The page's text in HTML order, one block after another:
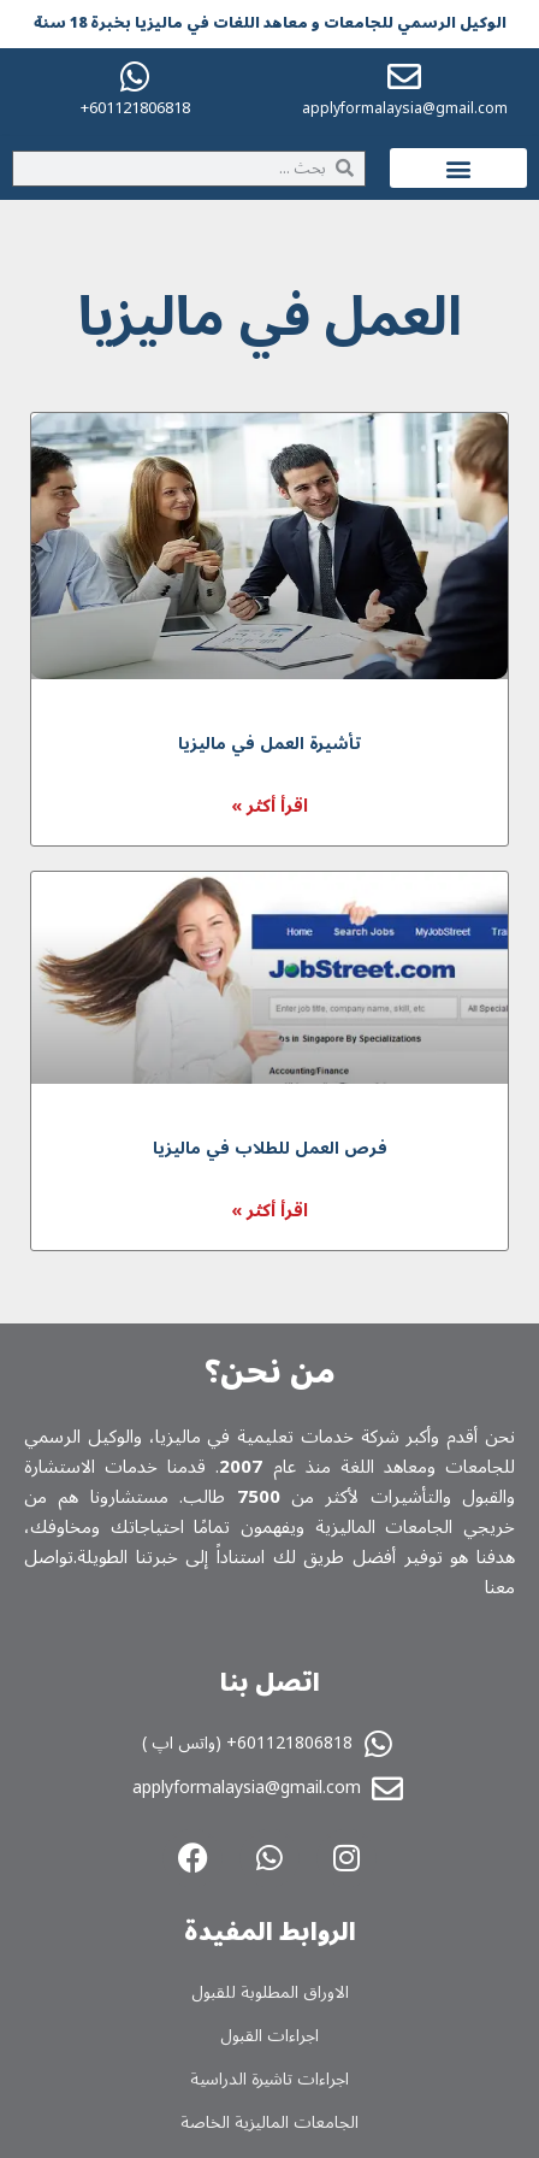
الوکیل الرسمي للجامعات و معاهد اللغات في مالیزیا بخبرة 18 سنة
applyformalaysia@gmail.com
601121806818+
العمل في ماليزيا
تأشيرة العمل في ماليزيا
اقرأ أكثر »
فرص العمل للطلاب في ماليزيا
اقرأ أكثر »
من نحن؟
نحن أقدم وأكبر شركة خدمات تعلیمیة في ماليزيا، والوكيل الرسمي
للجامعات ومعاهد اللغة منذ عام 2007. قدمنا خدمات الاستشارة
والقبول والتأشيرات لأكثر من7500 طالب. مستشارونا هم من
خريجي الجامعات الماليزية ويفهمون تمامًا احتياجاتك ومخاوفك،
هدفنا هو توفير أفضل طريق لك استناداً إلى خبرتنا الطويلة.تواصل
معنا
اتصل بنا
601121806818+ (واتس اپ )
applyformalaysia@gmail.com
الروابط المفیدة
الاوراق المطلوبة للقبول
اجراءات القبول
اجراءات تاشیرة الدراسیة
الجامعات المالیزیة الخاصة